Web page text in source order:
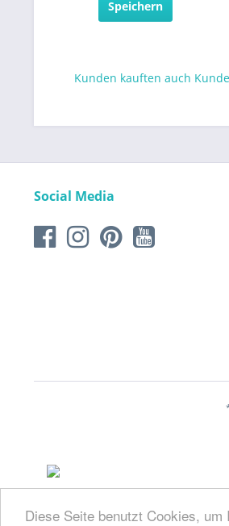
Diese Seite benutzt Cookies,
Speichern
Kunden kauften auch
Social Media